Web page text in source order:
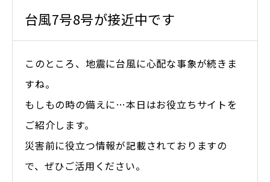
台風7号8号が接近中です
このところ、地震に台風に心配な事象が続きま
すね。
もしもの時の備えに…本日はお役立ちサイトを
ご紹介します。
災害前に役立つ情報が記載されておりますの
で、ぜひご活用ください。